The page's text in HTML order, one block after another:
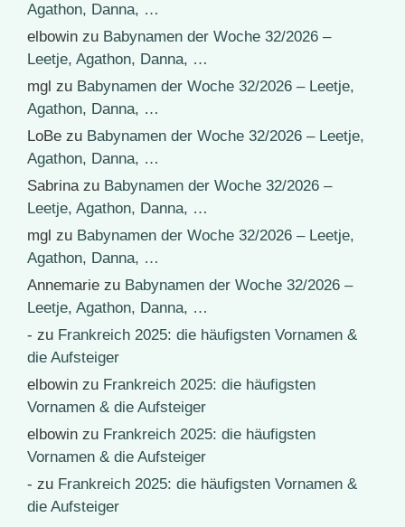
Agathon, Danna, …
elbowin zu Babynamen der Woche 32/2026 –
Leetje, Agathon, Danna, …
mgl zu Babynamen der Woche 32/2026 – Leetje,
Agathon, Danna, …
LoBe zu Babynamen der Woche 32/2026 – Leetje,
Agathon, Danna, …
Sabrinazu Babynamen der Woche 32/2026 –
Leetje, Agathon, Danna, …
mgl zu Babynamen der Woche 32/2026 – Leetje,
Agathon, Danna, …
Annemarie zu Babynamen der Woche 32/2026 –
Leetje, Agathon, Danna, …
- zu Frankreich 2025: die häufigsten Vornamen &
die Aufsteiger
elbowin zu Frankreich 2025: die häufigsten
Vornamen & die Aufsteiger
elbowin zu Frankreich 2025: die häufigsten
Vornamen & die Aufsteiger
- zu Frankreich 2025: die häufigsten Vornamen &
die Aufsteiger